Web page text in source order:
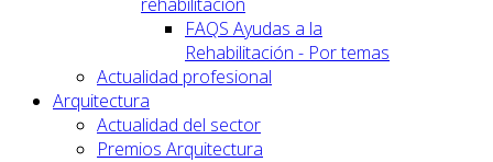
FAQS Ayudas a la
Rehabilitación - Por temas
Actualidad profesional
Arquitectura
Actualidad del sector
Premios Arquitectura